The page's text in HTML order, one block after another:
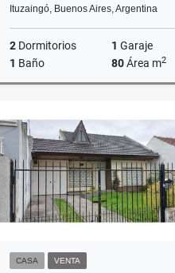
Ituzaingó, Buenos Aires, Argentina
2 Dormitorios 1 Garaje
1 Baño 80Área m2
US$85,000
CASA VENTA